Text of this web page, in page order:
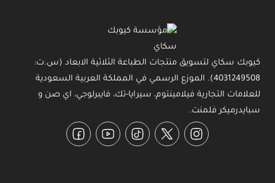
كيوبك سكاي لتسويق منتجات الطباعة الثلاثية الابعاد (س.ت:
4031249508). الموزع الرسمي في المملكة العربية السعودية
للعلامات التجارية فيلامينتوم، سيرايا-تك، فايبرلوجي، اي صن و
سبايدرميكر فلمنت.
Instagram
Twitter
TikTok
YouTube
Facebook